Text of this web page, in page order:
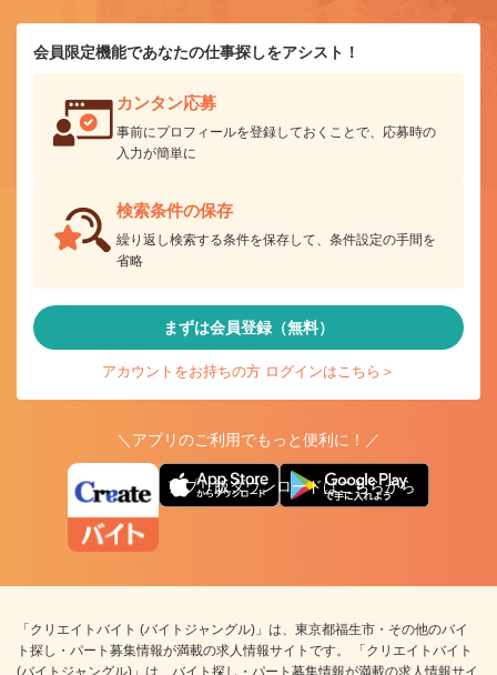
会員限定機能であなたの仕事探しをアシスト！
カンタン応募
事前にプロフィールを登録しておくことで、応募時の
入力が簡単に
検索条件の保存
繰り返し検索する条件を保存して、条件設定の手間を
省略
まずは会員登録（無料）
アカウントをお持ちの方 ログインはこちら＞
＼アプリのご利用でもっと便利に！／
アプリ版ダウンロードはこちらから
「クリエイトバイト (バイトジャングル)」は、東京都福生市・その他のバイ
ト探し・パート募集情報が満載の求人情報サイトです。 「クリエイトバイト
(バイトジャングル)」は、バイト探し・パート募集情報が満載の求人情報サイ